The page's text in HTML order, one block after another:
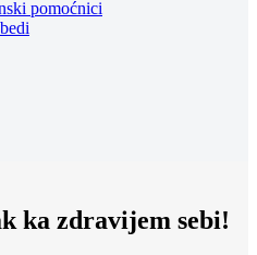
pomoćnici
ka zdravijem sebi!